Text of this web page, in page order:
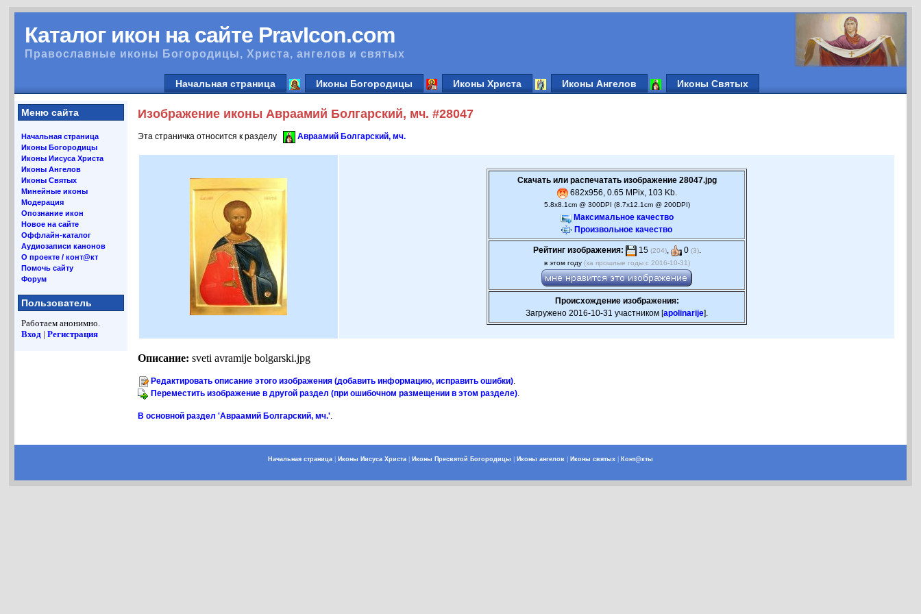
Каталог икон на сайте PravIcon.com
Православные иконы Богородицы, Христа, ангелов и святых
Начальная страница Иконы Богородицы Иконы Христа Иконы Ангелов Иконы Святых
Меню сайта
Начальная страница
Иконы Богородицы
Иконы Иисуса Христа
Иконы Ангелов
Иконы Святых
Минейные иконы
Модерация
Опознание икон
Новое на сайте
Оффлайн-каталог
Аудиозаписи канонов
О проекте / конт@кт
Помочь сайту
Форум
Пользователь
Работаем анонимно.
Вход |Регистрация
Изображение иконы Авраамий Болгарский, мч. #28047
Эта страничка относится к разделу Авраамий Болгарский, мч.
Скачать или распечатать изображение 28047.jpg
682x956, 0.65 MPix, 103 Kb.
5.8x8.1cm @ 300DPI (8.7x12.1cm @ 200DPI)
Максимальное качество
Произвольное качество
Рейтинг изображения: 15 (204), 0 (3).
в этом году (за прошлые годы с 2016-10-31)
Происхождение изображения:
Загружено 2016-10-31 участником [apolinarije].
Описание: sveti avramije bolgarski.jpg
Редактировать описание этого изображения (добавить информацию, исправить ошибки).
Переместить изображение в другой раздел (при ошибочном размещении в этом разделе).
В основной раздел 'Авраамий Болгарский, мч.'.
Начальная страница Иконы Иисуса Христа Иконы Пресвятой Богородицы Иконы ангелов Иконы святых Конт@кты